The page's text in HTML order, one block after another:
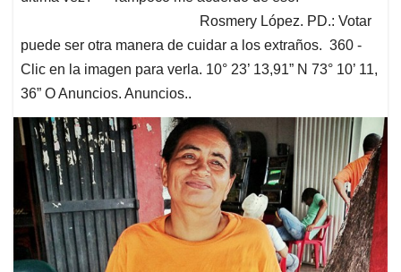
Rosmery López. PD.: Votar
puede ser otra manera de cuidar a los extraños. 360 -
Clic en la imagen para verla. 10° 23’ 13,91” N 73° 10’ 11,
36” O Anuncios. Anuncios..